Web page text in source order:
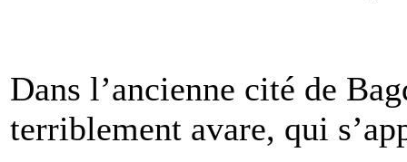
Dans l’ancienne cité de
terriblement avare, qui